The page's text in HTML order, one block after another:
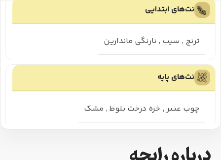
نت‌های ابتدایی
ترنج , سیب , نارنگی ماندارین
نت‌های پایه
چوب عنبر , خزه درخت بلوط , مشک